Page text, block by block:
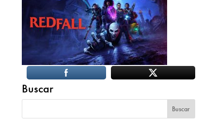
Buscar